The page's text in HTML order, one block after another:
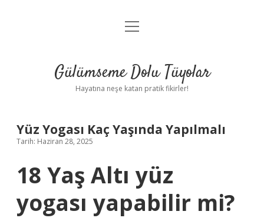
Anasayfa
Yasal Uyarı
menüyü
Gülümseme Dolu Tüyolar
Hayatına neşe katan pratik fikirler!
Yüz Yogası Kaç Yaşında Yapılmalı
Tarih: Haziran 28, 2025
18 Yaş Altı yüz
yogası yapabilir mi?